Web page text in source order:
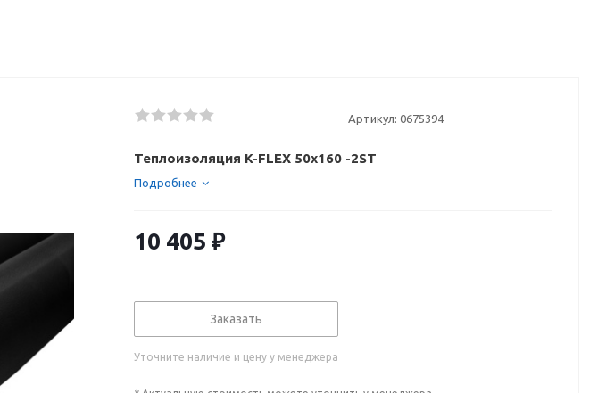
Артикул: 0675394
Теплоизоляция K-FLEX 50x160 -2ST
Подробнее
10 405 ₽
Заказать
Уточните наличие и цену у менеджера